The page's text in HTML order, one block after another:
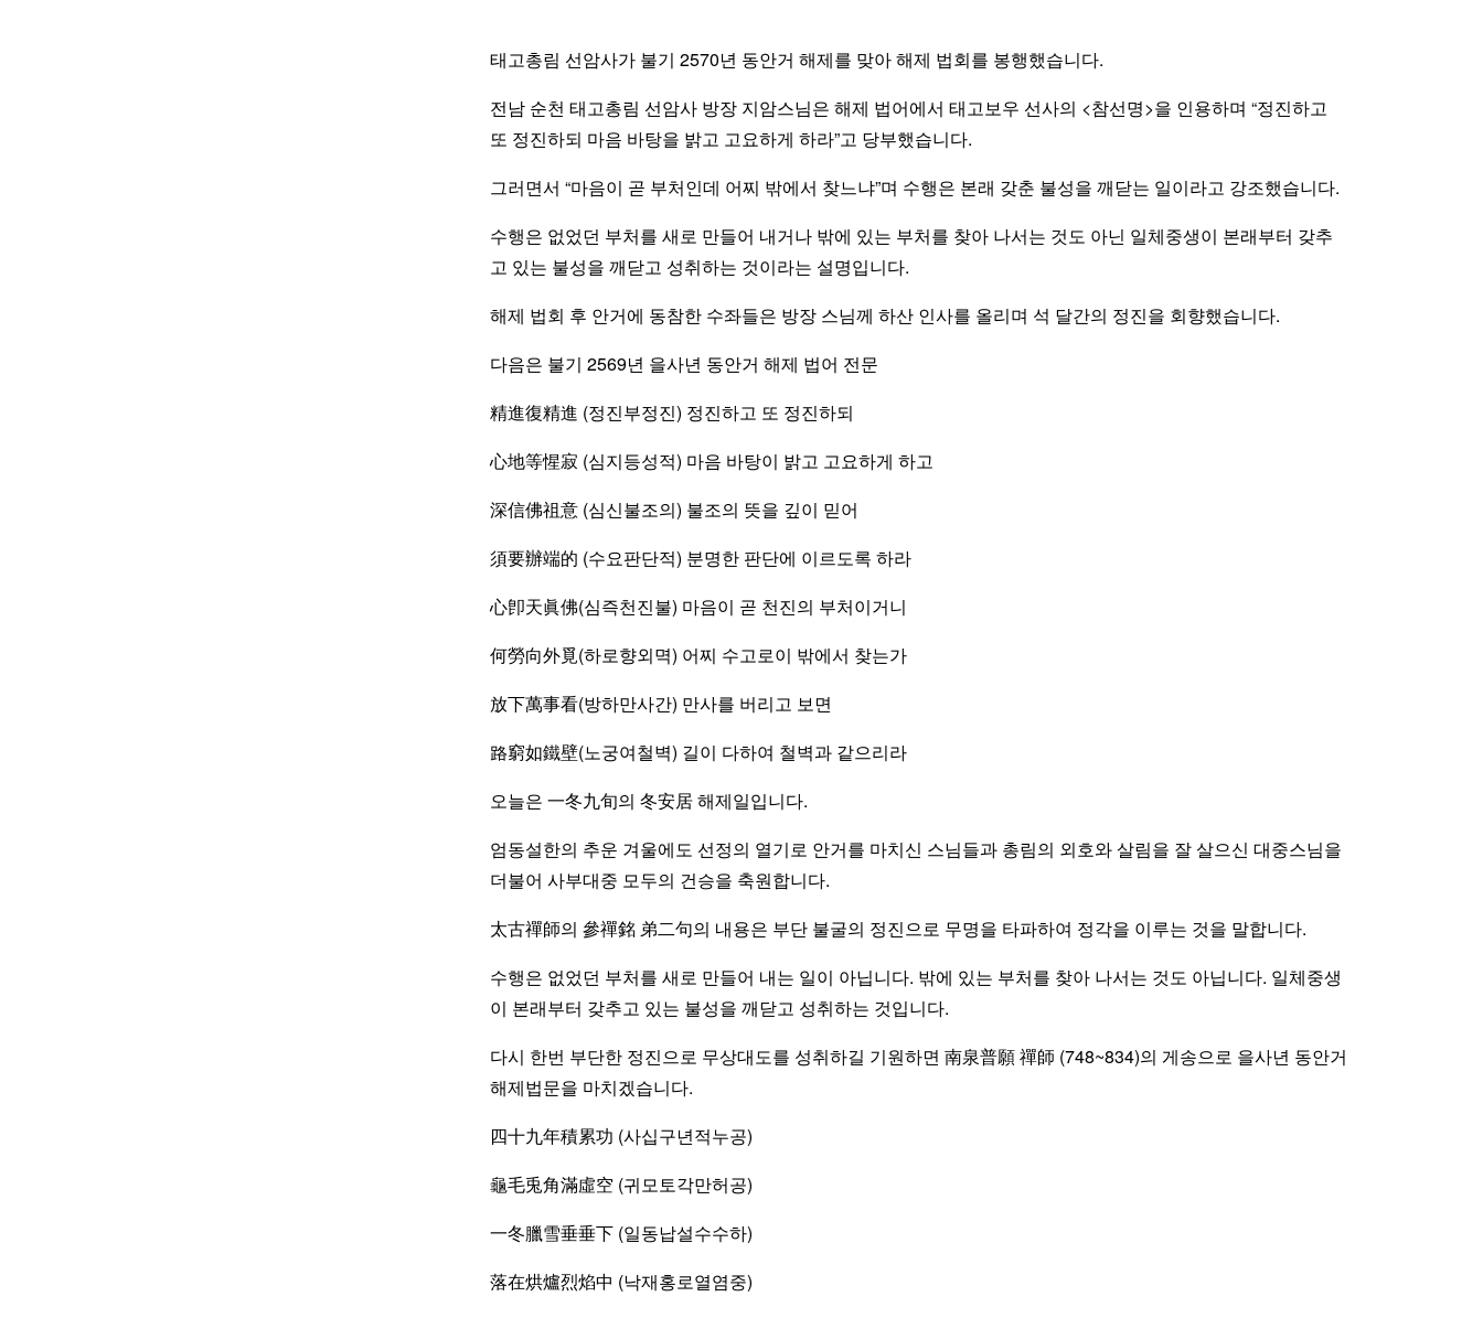
태고총림 선암사가 불기 2570년 동안거 해제를 맞아 해제 법회를 봉행했습니다.
전남 순천 태고총림 선암사 방장 지암스님은 해제 법어에서 태고보우 선사의 <참선명>을 인용하며 “정진하고
또 정진하되 마음 바탕을 밝고 고요하게 하라”고 당부했습니다.
그러면서 “마음이 곧 부처인데 어찌 밖에서 찾느냐”며 수행은 본래 갖춘 불성을 깨닫는 일이라고 강조했습니다.
수행은 없었던 부처를 새로 만들어 내거나 밖에 있는 부처를 찾아 나서는 것도 아닌 일체중생이 본래부터 갖추
고 있는 불성을 깨닫고 성취하는 것이라는 설명입니다.
해제 법회 후 안거에 동참한 수좌들은 방장 스님께 하산 인사를 올리며 석 달간의 정진을 회향했습니다.
다음은 불기 2569년 을사년 동안거 해제 법어 전문
精進復精進 (정진부정진) 정진하고 또 정진하되
心地等惺寂 (심지등성적) 마음 바탕이 밝고 고요하게 하고
深信佛祖意 (심신불조의) 불조의 뜻을 깊이 믿어
須要辦端的 (수요판단적) 분명한 판단에 이르도록 하라
心卽天眞佛(심즉천진불) 마음이 곧 천진의 부처이거니
何勞向外覓(하로향외멱) 어찌 수고로이 밖에서 찾는가
放下萬事看(방하만사간) 만사를 버리고 보면
路窮如鐵壁(노궁여철벽) 길이 다하여 철벽과 같으리라
오늘은 一冬九旬의 冬安居 해제일입니다.
엄동설한의 추운 겨울에도 선정의 열기로 안거를 마치신 스님들과 총림의 외호와 살림을 잘 살으신 대중스님을
더불어 사부대중 모두의 건승을 축원합니다.
太古禪師의 參禪銘 弟二句의 내용은 부단 불굴의 정진으로 무명을 타파하여 정각을 이루는 것을 말합니다.
수행은 없었던 부처를 새로 만들어 내는 일이 아닙니다. 밖에 있는 부처를 찾아 나서는 것도 아닙니다. 일체중생
이 본래부터 갖추고 있는 불성을 깨닫고 성취하는 것입니다.
다시 한번 부단한 정진으로 무상대도를 성취하길 기원하면 南泉普願 禪師 (748~834)의 게송으로 을사년 동안거
해제법문을 마치겠습니다.
四十九年積累功 (사십구년적누공)
龜毛兎角滿虛空 (귀모토각만허공)
一冬臘雪垂垂下 (일동납설수수하)
落在烘爐烈焰中 (낙재홍로열염중)